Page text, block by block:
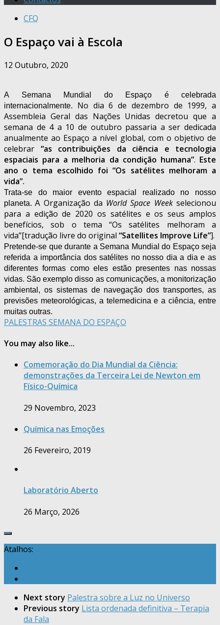
CFQ
O Espaço vai à Escola
12 Outubro, 2020
A Semana Mundial do Espaço é celebrada
internacionalmente.
No dia 6 de dezembro de 1999, a
Assembleia Geral das Nações Unidas decretou que a
semana de 4 a 10 de outubro passaria a ser dedicada
anualmente ao Espaço a nível global, com o objetivo de
celebrar “as contribuições da ciência e tecnologia
espaciais para a melhoria da condição humana”. Este
ano o tema escolhido foi “Os satélites melhoram a
vida”.
Trata-se do maior eventoespacial
realizado no nosso
planeta. A Organização da World Space Weekselecionou
para a edição de 2020 os satélites e os seus amplos
benefícios, sob o tema “Os satélites melhoram a
vida”[tradução livre do original “Satellites Improve Life”].
Pretende-se que durante a Semana Mundial do Espaço seja
referida a importância dos satélites no nosso dia a dia e as
diferentes formas como eles estão presentes nas nossas
vidas. São exemplo disso as comunicações, a monitorização
ambiental, os sistemas de navegação dos transportes, as
previsões meteorológicas, a telemedicina e a ciência, entre
muitas outras.
PALESTRAS SEMANA DO ESPAÇO
You may also like...
Comemoração do Dia Mundial da Ciência:
demonstrações da Terceira Lei de Newton em
Físico-Química
29 Novembro, 2023
Química nas Emoções
26 Fevereiro, 2019
Laboratório Aberto
26 Março, 2026
Atalhos:
Next story Palestra sobre a Luz no Universo
Previous story Lista ordenada definitiva – Terapia
da Fala